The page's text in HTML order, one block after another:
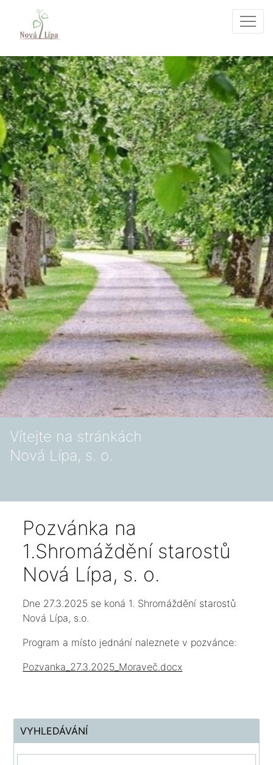
Vítejte na stránkách
Nová Lípa, s. o.
Pozvánka na
1.Shromáždění starostů
Nová Lípa, s. o.
Dne 27.3.2025 se koná 1. Shromáždění starostů
Nová Lípa, s.o.
Program a místo jednání naleznete v pozvánce:
Pozvanka_27.3.2025_Moraveč.docx
VYHLEDÁVÁNÍ